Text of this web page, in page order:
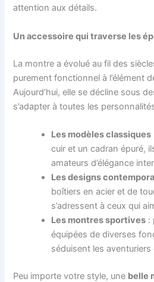
attention aux détails.
Un accessoire qui traverse les
La montre a évolué au fil des
purement fonctionnel à l’élément
Aujourd’hui, elle se décline sous
s’adapter à toutes les
Les modèles classiques
cuir et un cadran épuré,
amateurs d’élégance
Les designs
boîtiers en acier et de
s’adressent à ceux qui
Les montres sportives :
équipées de diverses
séduisent les aventuriers
Peu importe votre style, une belle